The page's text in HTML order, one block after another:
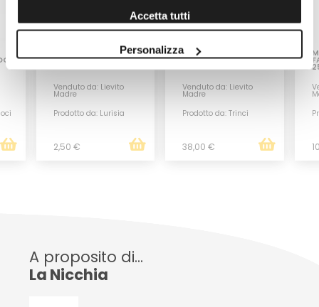
Accetta tutti
Personalizza
ARANCIATA-LURISIA
Venduto da: Lievito
Madre
Prodotto da: Lurisia
2,50 €
CAFFÈ
HUEHUETENANGO IN
Venduto da: Lievito
Madre
Prodotto da: Trinci
38,00 €
A proposito di...
La Nicchia